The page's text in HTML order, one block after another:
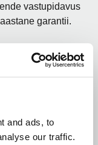
and ads, to
our traffic.
vastupidavus
garantii.